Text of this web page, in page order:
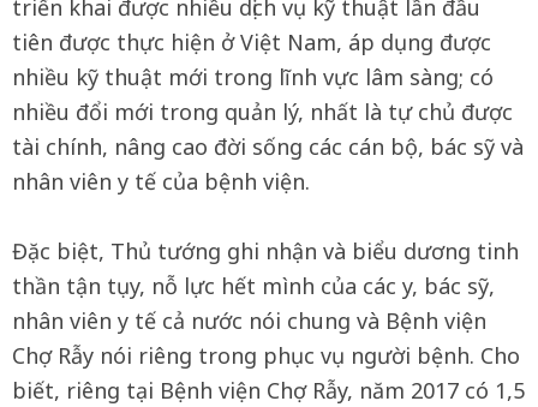
triển khai được nhiều dịch vụ kỹ thuật lần đầu
tiên được thực hiện ở Việt Nam, áp dụng được
nhiều kỹ thuật mới trong lĩnh vực lâm sàng; có
nhiều đổi mới trong quản lý, nhất là tự chủ được
tài chính, nâng cao đời sống các cán bộ, bác sỹ và
nhân viên y tế của bệnh viện.
Đặc biệt, Thủ tướng ghi nhận và biểu dương tinh
thần tận tụy, nỗ lực hết mình của các y, bác sỹ,
nhân viên y tế cả nước nói chung và Bệnh viện
Chợ Rẫy nói riêng trong phục vụ người bệnh. Cho
biết, riêng tại Bệnh viện Chợ Rẫy, năm 2017 có 1,5